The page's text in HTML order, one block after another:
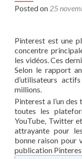
Posted on 25
Pinterest est une
concentre
les vidéos. Ces
Selon le rapport
d’utilisateurs
millions.
Pinterest a l’un des
toutes les
YouTube, Twitter
attrayante pour
bonne raison pour
publication